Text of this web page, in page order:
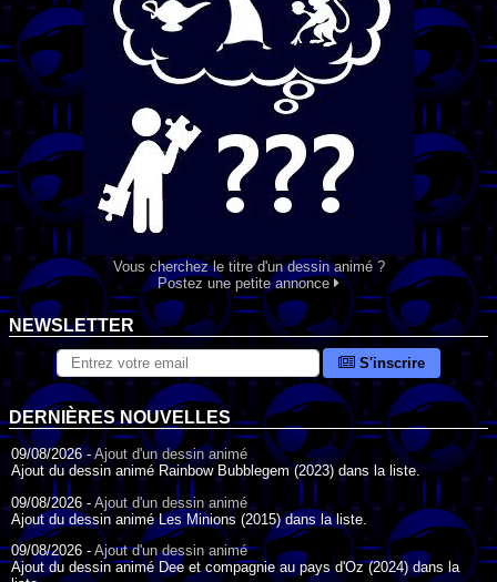
Vous cherchez le titre d'un dessin animé ?
Postez une petite annonce
NEWSLETTER
S'inscrire
DERNIÈRES NOUVELLES
09/08/2026 -Ajout d'un dessin animé
Ajout du dessin animé Rainbow Bubblegem (2023) dans la liste.
09/08/2026 -Ajout d'un dessin animé
Ajout du dessin animé Les Minions (2015) dans la liste.
09/08/2026 - Ajout d'un dessin animé
Ajout du dessin animé Dee et compagnie au pays d'Oz (2024) dans la